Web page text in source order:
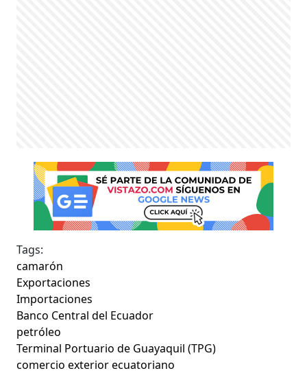
Tags:
camarón
Exportaciones
Importaciones
Banco Central del Ecuador
petróleo
Terminal Portuario de Guayaquil (TPG)
comercio exterior ecuatoriano